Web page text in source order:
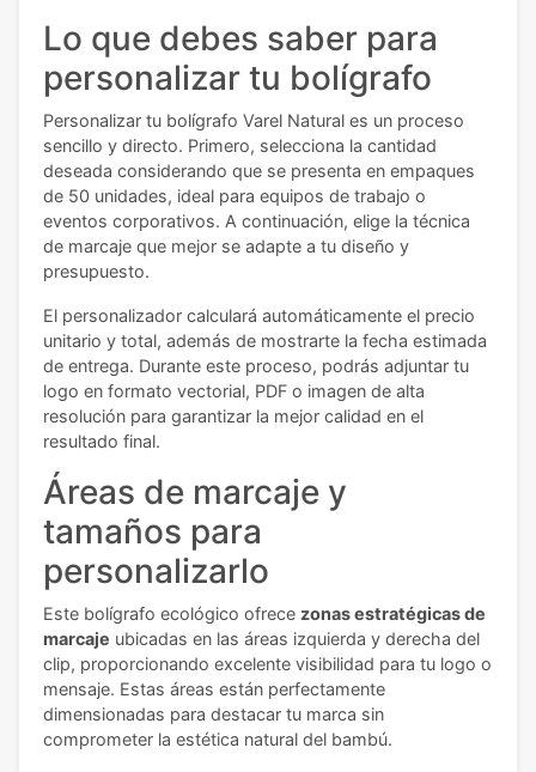
Lo que debes saber para
personalizar tu bolígrafo
Personalizar tu bolígrafo Varel Natural es un proceso
sencillo y directo. Primero, selecciona la cantidad
deseada considerando que se presenta en empaques
de 50 unidades, ideal para equipos de trabajo o
eventos corporativos. A continuación, elige la técnica
de marcaje que mejor se adapte a tu diseño y
presupuesto.
El personalizador calculará automáticamente el precio
unitario y total, además de mostrarte la fecha estimada
de entrega. Durante este proceso, podrás adjuntar tu
logo en formato vectorial, PDF o imagen de alta
resolución para garantizar la mejor calidad en el
resultado final.
Áreas de marcaje y
tamaños para
personalizarlo
Este bolígrafo ecológico ofrece zonas estratégicas de
marcaje ubicadas en las áreas izquierda y derecha del
clip, proporcionando excelente visibilidad para tu logo o
mensaje. Estas áreas están perfectamente
dimensionadas para destacar tu marca sin
comprometer la estética natural del bambú.